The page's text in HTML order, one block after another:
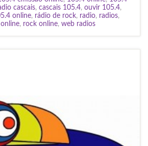
cascais, cascais 105.4, ouvir 105.4,
online, rádio de rock, radio, radios,
, rock online, web radios